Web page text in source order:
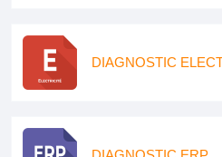
DIAGNOSTIC